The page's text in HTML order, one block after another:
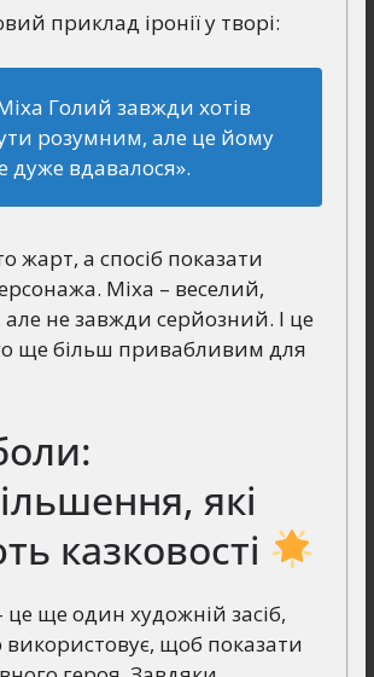
приклад іронії у творі:
Голий завжди хотів
розумним, але це йому
дуже вдавалося».
жарт, а спосіб показати
Міха – веселий,
не завжди серйозний. І це
ще більш привабливим для
які
казковості
це ще один художній засіб,
щоб показати